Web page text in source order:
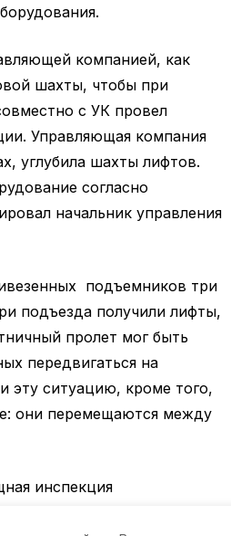
компанией, как
шахты, чтобы при
с УК провел
Управляющая компания
углубила шахты лифтов.
согласно
начальник управления
подъемников три
подъезда получили лифты,
пролет мог быть
передвигаться на
эту ситуацию, кроме того,
они перемещаются между
инспекция